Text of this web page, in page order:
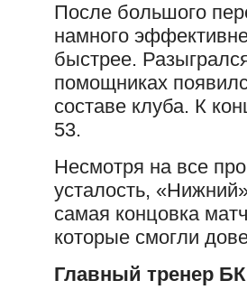
После большого
намного
быстрее.
помощниках
составе клуба. К
53.
Несмотря на все
усталость,
самая концовка
которые смогли
Главный тренер